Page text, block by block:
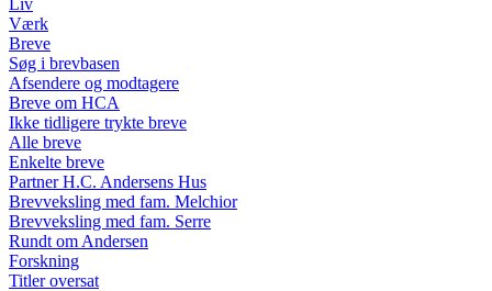
Værk
Breve
Søg i brevbasen
Afsendere og modtagere
Breve om HCA
Ikke tidligere trykte breve
Alle breve
Enkelte breve
Partner H.C. Andersens Hus
Brevveksling med fam. Melchior
Brevveksling med fam. Serre
Rundt om Andersen
Forskning
Titler oversat